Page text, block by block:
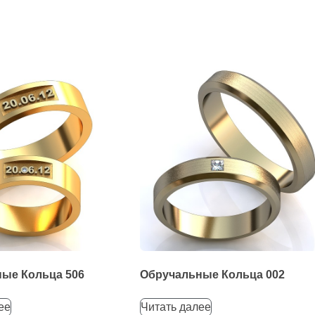
Кольца 506 Обручальные Кольца 002
Читать далее